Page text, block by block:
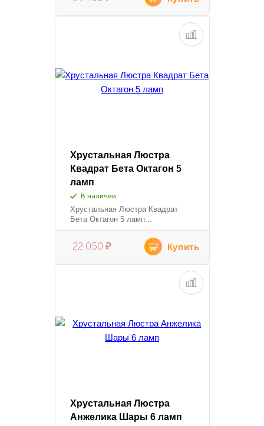
Хрустальная Люстра
Квадрат Бета Октагон 5
ламп
В наличии
Хрустальная Люстра Квадрат
Бета Октагон 5 ламп...
22 050 ₽ Купить
Хрустальная Люстра
Анжелика Шары 6 ламп